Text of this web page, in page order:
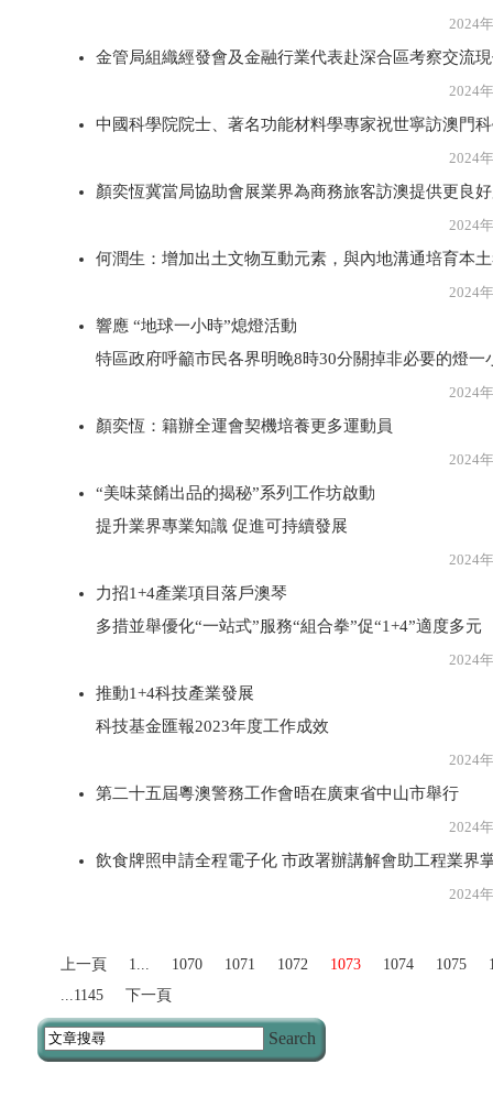
2024年3月22
金管局組織經發會及金融行業代表赴深合區考察交流
2024年3月22
中國科學院院士、著名功能材料學專家祝世寧訪澳門
2024年3月22
顏奕恆冀當局協助會展業界為商務旅客訪澳提供更良
2024年3月22
何潤生：增加出土文物互動元素，與內地溝通培育本
2024年3月22
響應 “地球一小時”熄燈活動
特區政府呼籲市民各界明晚8時30分關掉非必要的燈一
2024年3月22
顏奕恆：籍辦全運會契機培養更多運動員
2024年3月22
“美味菜餚出品的揭秘”系列工作坊啟動
提升業界專業知識 促進可持續發展
2024年3月22
力招1+4產業項目落戶澳琴
多措並舉優化“一站式”服務“組合拳”促“1+4”適度多元
2024年3月22
推動1+4科技產業發展
科技基金匯報2023年度工作成效
2024年3月22
第二十五屆粵澳警務工作會晤在廣東省中山市舉行
2024年3月22
飲食牌照申請全程電子化 市政署辦講解會助工程業界
2024年3月22
上一頁 1... 1070 1071 1072 1073 1074 1075
...1145
下一頁
Search